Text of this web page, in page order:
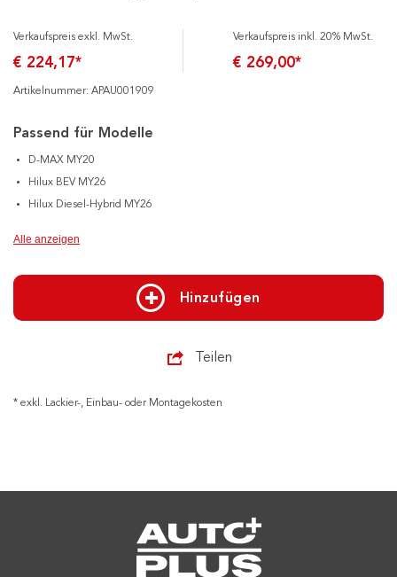
Verkaufspreis exkl. MwSt.
€ 224,17*
Verkaufspreis inkl. 20% MwSt.
€ 269,00*
Artikelnummer: APAU001909
Passend für Modelle
D-MAX MY20
Hilux BEV MY26
Hilux Diesel-Hybrid MY26
Alle anzeigen
Hinzufügen
Teilen
* exkl. Lackier-, Einbau- oder Montagekosten